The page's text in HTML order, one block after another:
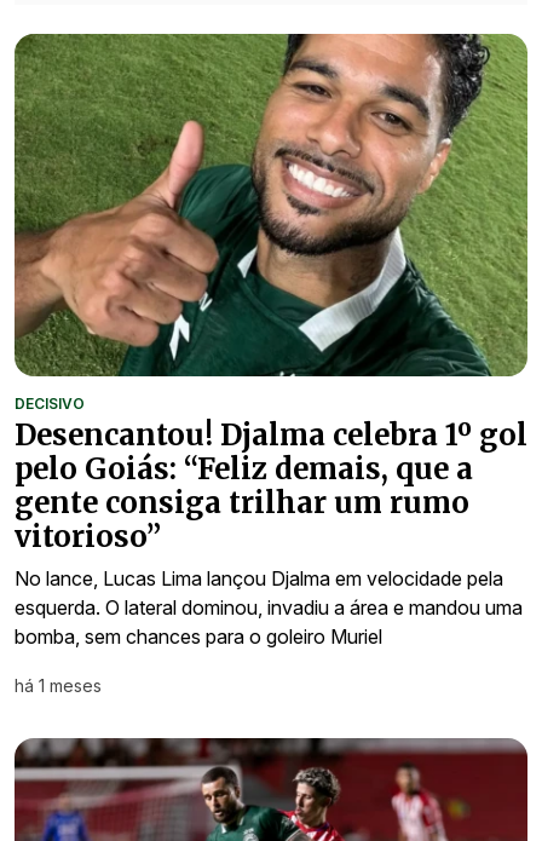
DECISIVO
Desencantou! Djalma celebra 1º gol
pelo Goiás: “Feliz demais, que a
gente consiga trilhar um rumo
vitorioso”
No lance, Lucas Lima lançou Djalma em velocidade pela
esquerda. O lateral dominou, invadiu a área e mandou uma
bomba, sem chances para o goleiro Muriel
há 1 meses